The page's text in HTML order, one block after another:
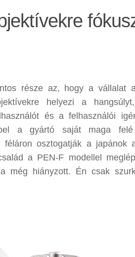
része az, hogy a vállalat
helyezi a
és a felhasználói
a gyártó saját maga felé
féláron osztogatják a japánok
a PEN-F modellel
még hiányzott. Én csak